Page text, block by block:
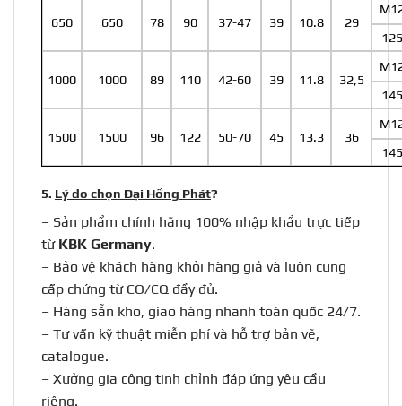
650 650 78 90 37-47 39 10.8 29
125
1000 1000 89 110 42-60 39 11.8 32,5
145
1500 1500 96 122 50-70 45 13.3 36
145
5. Lý do chọn Đại Hồng Phát?
– Sản phẩm chính hãng 100% nhập khẩu trực tiếp
từ KBK Germany.
– Bảo vệ khách hàng khỏi hàng giả và luôn cung
cấp chứng từ CO/CQ đầy đủ.
– Hàng sẵn kho, giao hàng nhanh toàn quốc 24/7.
– Tư vấn kỹ thuật miễn phí và hỗ trợ bản vẽ,
catalogue.
– Xưởng gia công tinh chỉnh đáp ứng yêu cầu
riêng.